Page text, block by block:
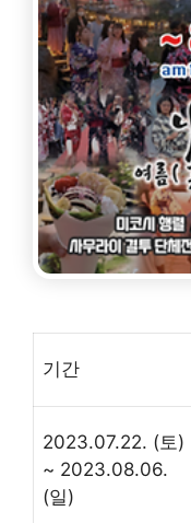
기간
2023.07.22. (토)
~ 2023.08.06.
(일)